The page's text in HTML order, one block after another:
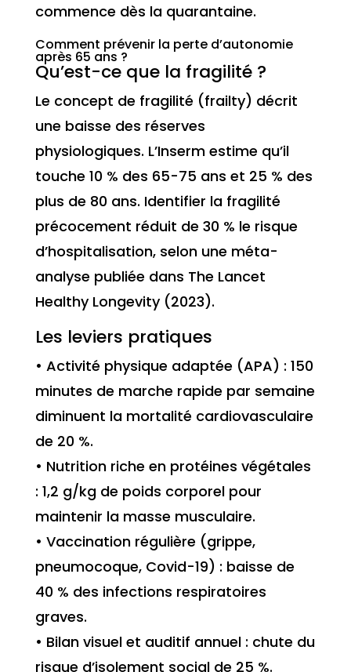
commence dès la quarantaine.
Comment prévenir la perte d’autonomie
après 65 ans ?
Qu’est-ce que la fragilité ?
Le concept de fragilité (frailty) décrit
une baisse des réserves
physiologiques. L’Inserm estime qu’il
touche 10 % des 65-75 ans et 25 % des
plus de 80 ans. Identifier la fragilité
précocement réduit de 30 % le risque
d’hospitalisation, selon une méta-
analyse publiée dans The Lancet
Healthy Longevity (2023).
Les leviers pratiques
• Activité physique adaptée (APA) : 150
minutes de marche rapide par semaine
diminuent la mortalité cardiovasculaire
de 20 %.
• Nutrition riche en protéines végétales
: 1,2 g/kg de poids corporel pour
maintenir la masse musculaire.
• Vaccination régulière (grippe,
pneumocoque, Covid-19) : baisse de
40 % des infections respiratoires
graves.
• Bilan visuel et auditif annuel : chute du
risque d’isolement social de 25 %.